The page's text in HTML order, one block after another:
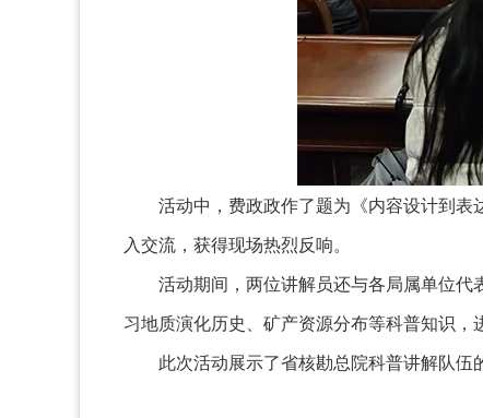
活动中，费政政作了题为《内容设计到
入交流，获得现场热烈反响。
活动期间，两位讲解员还与各局属单位
习地质演化历史、矿产资源分布等科普知识，
此次活动展示了省核勘总院科普讲解队伍